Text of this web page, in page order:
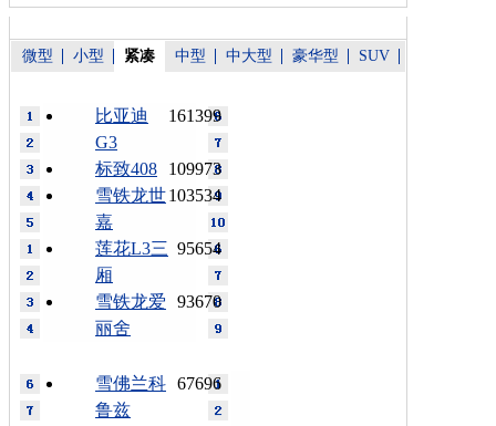
微型 小型 紧凑 中型 中大型 豪华型 SUV
161399
比亚迪
G3
109973
标致408
103534
雪铁龙世
嘉
95654
莲花L3三
厢
93670
雪铁龙爱
丽舍
67696
雪佛兰科
鲁兹